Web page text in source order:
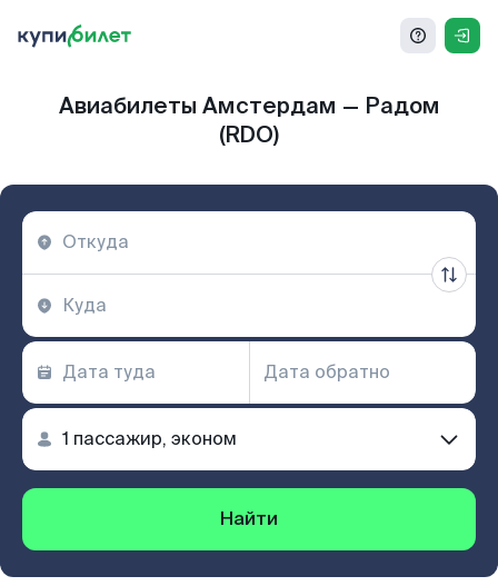
Авиабилеты Амстердам — Радом
(RDO)
Найти